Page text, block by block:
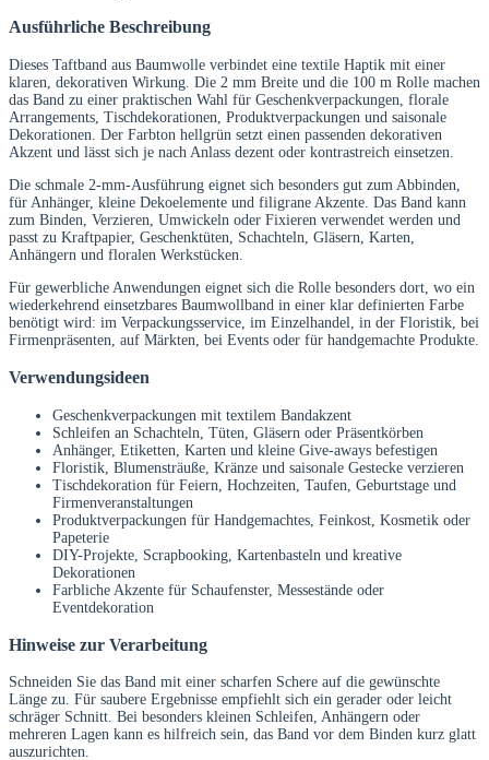
Ausführliche Beschreibung
Dieses Taftband aus Baumwolle verbindet eine textile Haptik mit einer
klaren, dekorativen Wirkung. Die 2 mm Breite und die 100 m Rolle machen
das Band zu einer praktischen Wahl für Geschenkverpackungen, florale
Arrangements, Tischdekorationen, Produktverpackungen und saisonale
Dekorationen. Der Farbton hellgrün setzt einen passenden dekorativen
Akzent und lässt sich je nach Anlass dezent oder kontrastreich einsetzen.
Die schmale 2-mm-Ausführung eignet sich besonders gut zum Abbinden,
für Anhänger, kleine Dekoelemente und filigrane Akzente. Das Band kann
zum Binden, Verzieren, Umwickeln oder Fixieren verwendet werden und
passt zu Kraftpapier, Geschenktüten, Schachteln, Gläsern, Karten,
Anhängern und floralen Werkstücken.
Für gewerbliche Anwendungen eignet sich die Rolle besonders dort, wo ein
wiederkehrend einsetzbares Baumwollband in einer klar definierten Farbe
benötigt wird: im Verpackungsservice, im Einzelhandel, in der Floristik, bei
Firmenpräsenten, auf Märkten, bei Events oder für handgemachte Produkte.
Verwendungsideen
Geschenkverpackungen mit textilem Bandakzent
Schleifen an Schachteln, Tüten, Gläsern oder Präsentkörben
Anhänger, Etiketten, Karten und kleine Give-aways befestigen
Floristik, Blumensträuße, Kränze und saisonale Gestecke verzieren
Tischdekoration für Feiern, Hochzeiten, Taufen, Geburtstage und
Firmenveranstaltungen
Produktverpackungen für Handgemachtes, Feinkost, Kosmetik oder
Papeterie
DIY-Projekte, Scrapbooking, Kartenbasteln und kreative
Dekorationen
Farbliche Akzente für Schaufenster, Messestände oder
Eventdekoration
Hinweise zur Verarbeitung
Schneiden Sie das Band mit einer scharfen Schere auf die gewünschte
Länge zu. Für saubere Ergebnisse empfiehlt sich ein gerader oder leicht
schräger Schnitt. Bei besonders kleinen Schleifen, Anhängern oder
mehreren Lagen kann es hilfreich sein, das Band vor dem Binden kurz glatt
auszurichten.